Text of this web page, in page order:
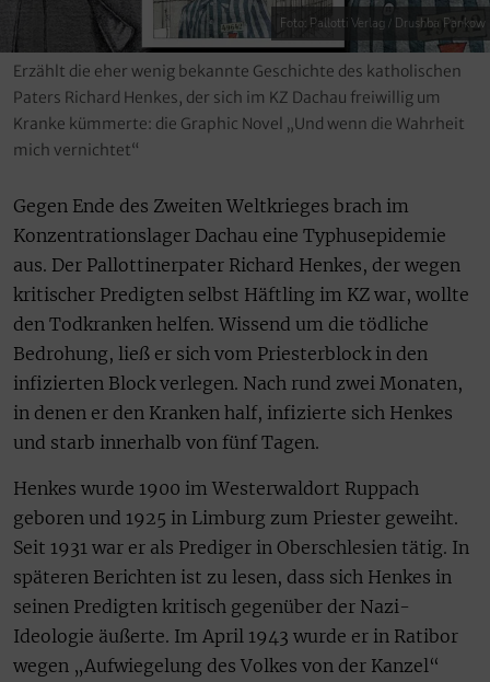
Foto: Pallotti Verlag / Drushba Pankow
Erzählt die eher wenig bekannte Geschichte des katholischen
Paters Richard Henkes, der sich im KZ Dachau freiwillig um
Kranke kümmerte: die Graphic Novel „Und wenn die Wahrheit
mich vernichtet“
Gegen Ende des Zweiten Weltkrieges brach im
Konzentrationslager Dachau eine Typhusepidemie
aus. Der Pallottinerpater Richard Henkes, der wegen
kritischer Predigten selbst Häftling im KZ war, wollte
den Todkranken helfen. Wissend um die tödliche
Bedrohung, ließ er sich vom Priesterblock in den
infizierten Block verlegen. Nach rund zwei Monaten,
in denen er den Kranken half, infizierte sich Henkes
und starb innerhalb von fünf Tagen.
Henkes wurde 1900 im Westerwaldort Ruppach
geboren und 1925 in Limburg zum Priester geweiht.
Seit 1931 war er als Prediger in Oberschlesien tätig. In
späteren Berichten ist zu lesen, dass sich Henkes in
seinen Predigten kritisch gegenüber der Nazi-
Ideologie äußerte. Im April 1943 wurde er in Ratibor
wegen „Aufwiegelung des Volkes von der Kanzel“